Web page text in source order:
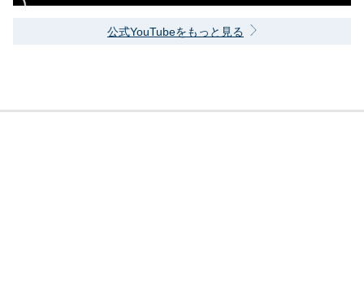
公式YouTubeをもっと見る